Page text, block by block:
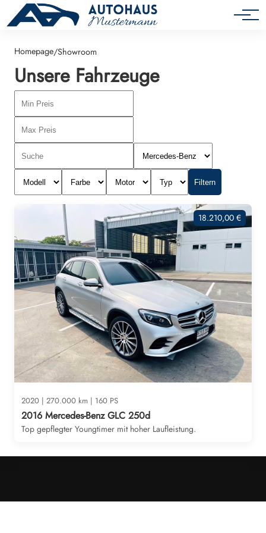
Autos unter 10.000€
Homepage/Showroom
Unsere Fahrzeuge
Filtern
18.210,00 €
2020 | 270.000 km | 160 PS
2016 Mercedes-Benz GLC 250d
Top gepflegter Youngtimer mit hoher Laufleistung.